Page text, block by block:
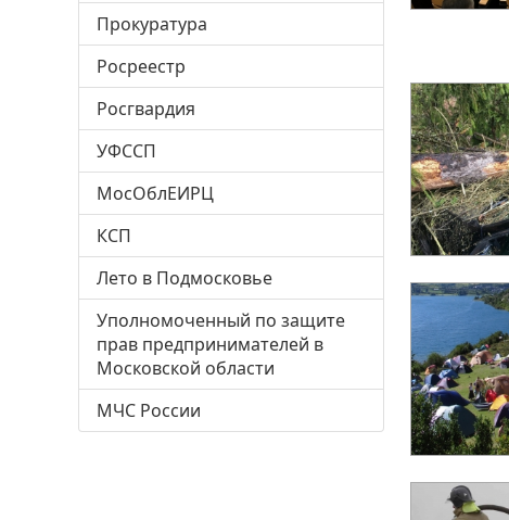
Прокуратура
Росреестр
Росгвардия
УФССП
МосОблЕИРЦ
КСП
Лето в Подмосковье
Уполномоченный по защите
прав предпринимателей в
Московской области
МЧС России